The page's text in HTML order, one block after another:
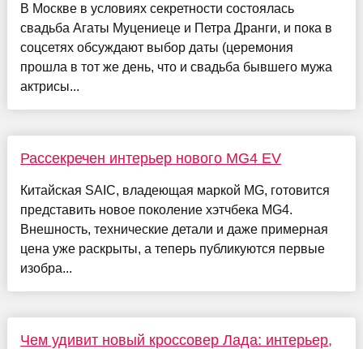
В Москве в условиях секретности состоялась
свадьба Агаты Муцениеце и Петра Дранги, и пока в
соцсетях обсуждают выбор даты (церемония
прошла в тот же день, что и свадьба бывшего мужа
актрисы...
Рассекречен интерьер нового MG4 EV
Китайская SAIC, владеющая маркой MG, готовится
представить новое поколение хэтчбека MG4.
Внешность, технические детали и даже примерная
цена уже раскрыты, а теперь публикуются первые
изобра...
Чем удивит новый кроссовер Лада: интерьер,